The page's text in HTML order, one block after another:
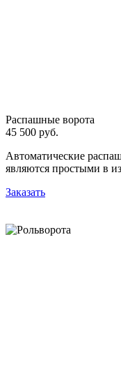
Распашные ворота
45 500 руб.
Автоматические
являются простыми в
Заказать